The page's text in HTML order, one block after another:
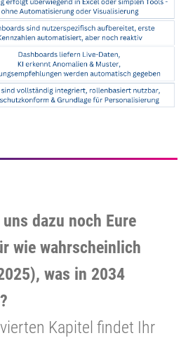
dazu noch Eure
wie wahrscheinlich
was in 2034
Kapitel findet Ihr